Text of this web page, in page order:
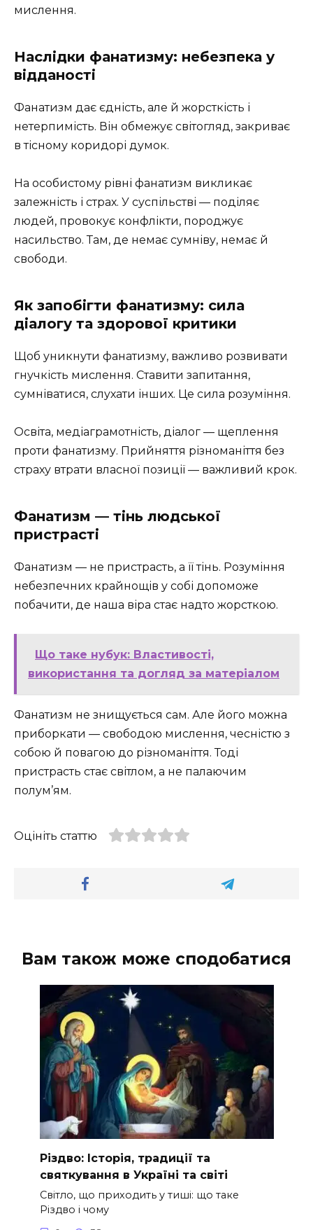
мислення.
Наслідки фанатизму: небезпека у
відданості
Фанатизм дає єдність, але й жорсткість і
нетерпимість. Він обмежує світогляд, закриває
в тісному коридорі думок.
На особистому рівні фанатизм викликає
залежність і страх. У суспільстві — поділяє
людей, провокує конфлікти, породжує
насильство. Там, де немає сумніву, немає й
свободи.
Як запобігти фанатизму: сила
діалогу та здорової критики
Щоб уникнути фанатизму, важливо розвивати
гнучкість мислення. Ставити запитання,
сумніватися, слухати інших. Це сила розуміння.
Освіта, медіаграмотність, діалог — щеплення
проти фанатизму. Прийняття різноманіття без
страху втрати власної позиції — важливий крок.
Фанатизм — тінь людської
пристрасті
Фанатизм — не пристрасть, а її тінь. Розуміння
небезпечних крайнощів у собі допоможе
побачити, де наша віра стає надто жорсткою.
Що таке нубук: Властивості,
використання та догляд за матеріалом
Фанатизм не знищується сам. Але його можна
приборкати — свободою мислення, чесністю з
собою й повагою до різноманіття. Тоді
пристрасть стає світлом, а не палаючим
полум’ям.
Оцініть статтю
Вам також може сподобатися
Різдво: Історія, традиції та
святкування в Україні та світі
Світло, що приходить у тиші: що таке
Різдво і чому